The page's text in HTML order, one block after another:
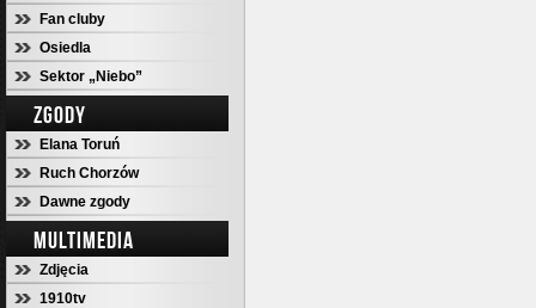
Fan cluby
Osiedla
Sektor „Niebo”
ZGODY
Elana Toruń
Ruch Chorzów
Dawne zgody
MULTIMEDIA
Zdjęcia
1910tv